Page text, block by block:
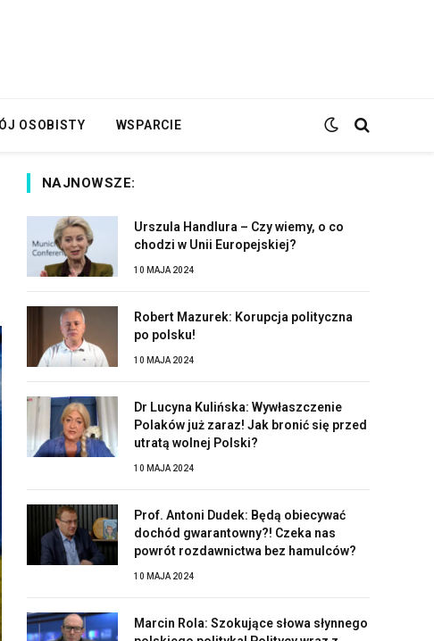
OSOBISTY WSPARCIE
NAJNOWSZE:
Urszula Handlura – Czy wiemy, o co
chodzi w Unii Europejskiej?
10 MAJA 2024
Robert Mazurek: Korupcja polityczna
po polsku!
10 MAJA 2024
Dr Lucyna Kulińska: Wywłaszczenie
Polaków już zaraz! Jak bronić się przed
utratą wolnej Polski?
10 MAJA 2024
Prof. Antoni Dudek: Będą obiecywać
dochód gwarantowny?! Czeka nas
powrót rozdawnictwa bez hamulców?
10 MAJA 2024
Marcin Rola: Szokujące słowa słynnego